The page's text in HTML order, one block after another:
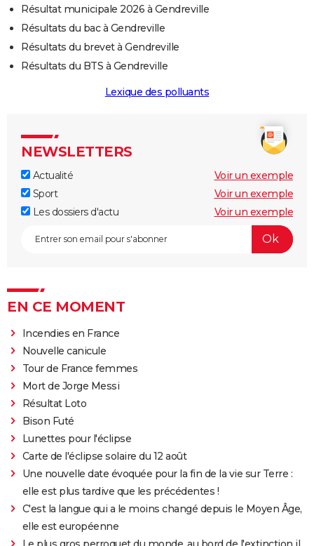
Résultat municipale 2026 à Gendreville
Résultats du bac à Gendreville
Résultats du brevet à Gendreville
Résultats du BTS à Gendreville
Lexique des polluants
NEWSLETTERS
Actualité
Voir un exemple
Sport
Voir un exemple
Les dossiers d'actu
Voir un exemple
EN CE MOMENT
Incendies en France
Nouvelle canicule
Tour de France femmes
Mort de Jorge Messi
Résultat Loto
Bison Futé
Lunettes pour l'éclipse
Carte de l'éclipse solaire du 12 août
Une nouvelle date évoquée pour la fin de la vie sur Terre :
elle est plus tardive que les précédentes !
C'est la langue qui a le moins changé depuis le Moyen Âge,
elle est européenne